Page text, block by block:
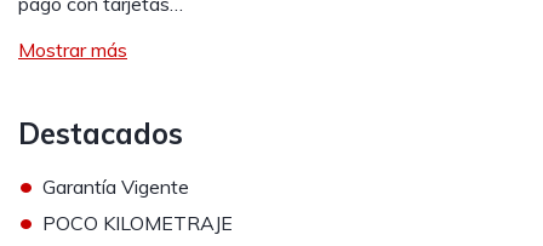
Mostrar más
Destacados
• Garantía Vigente
• POCO KILOMETRAJE